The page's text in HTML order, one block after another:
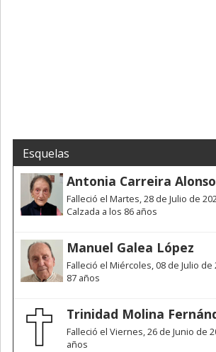
Esquelas
Antonia Carreira Alonso
Falleció el Martes, 28 de Julio de
Calzada a los 86 años
Manuel Galea López
Falleció el Miércoles, 08 de Julio
87 años
Trinidad Molina
Falleció el Viernes, 26 de Junio de
años